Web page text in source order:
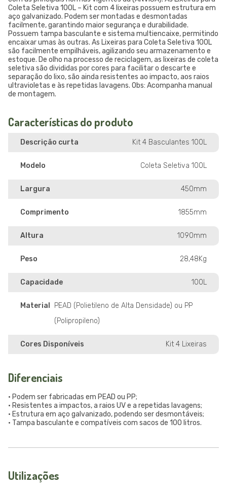
Coleta Seletiva 100L – Kit com 4 lixeiras possuem estrutura em
aço galvanizado. Podem ser montadas e desmontadas
facilmente, garantindo maior segurança e durabilidade.
Possuem tampa basculante e sistema multiencaixe, permitindo
encaixar umas às outras. As Lixeiras para Coleta Seletiva 100L
são facilmente empilháveis, agilizando seu armazenamento e
estoque. De olho na processo de reciclagem, as lixeiras de coleta
seletiva são divididas por cores para facilitar o descarte e
separação do lixo, são ainda resistentes ao impacto, aos raios
ultravioletas e às repetidas lavagens. Obs: Acompanha manual
de montagem.
Características do produto
Descrição curta Kit 4 Basculantes 100L
Modelo Coleta Seletiva 100L
Largura 450mm
Comprimento 1855mm
Altura 1090mm
Peso 28,48Kg
Capacidade 100L
Material
PEAD (Polietileno de Alta Densidade) ou PP
(Polipropileno)
Cores Disponíveis Kit 4 Lixeiras
Diferenciais
• Podem ser fabricadas em PEAD ou PP;
• Resistentes a impactos, a raios UV e a repetidas lavagens;
• Estrutura em aço galvanizado, podendo ser desmontáveis;
• Tampa basculante e compatíveis com sacos de 100 litros.
Utilizações